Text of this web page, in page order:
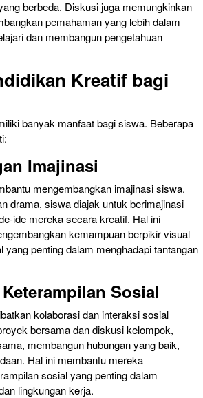
berbeda. Diskusi juga memungkinkan
pemahaman yang lebih dalam
dan membangun pengetahuan
Kreatif bagi
banyak manfaat bagi siswa. Beberapa
Imajinasi
mengembangkan imajinasi siswa.
drama, siswa diajak untuk berimajinasi
ide mereka secara kreatif. Hal ini
kemampuan berpikir visual
yang penting dalam menghadapi tantangan
Sosial
kolaborasi dan interaksi sosial
bersama dan diskusi kelompok,
membangun hubungan yang baik,
Hal ini membantu mereka
sosial yang penting dalam
lingkungan kerja.